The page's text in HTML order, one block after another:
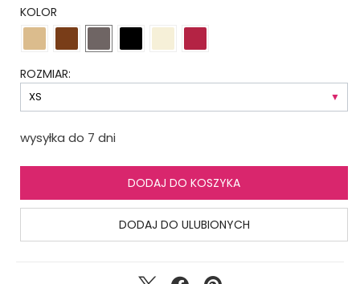
KOLOR
ROZMIAR:
wysyłka do 7 dni
DODAJ DO KOSZYKA
DODAJ DO ULUBIONYCH